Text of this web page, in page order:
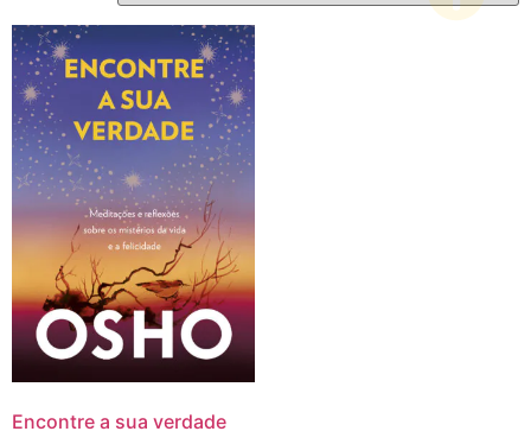
Encontre a sua verdade